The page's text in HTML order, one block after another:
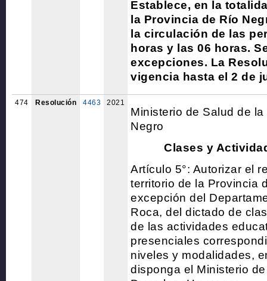
Establece, en la
la Provincia de Río
la circulación de las
horas y las 06 horas.
excepciones. La
vigencia hasta el 2 de
474 Resolución 4463 2021
Ministerio de Salud de
Negro
Clases y
Artículo 5°: Autorizar el
territorio de la Provincia
excepción del
Roca, del dictado de
de las actividades
presenciales
niveles y modalidades,
disponga el Ministerio